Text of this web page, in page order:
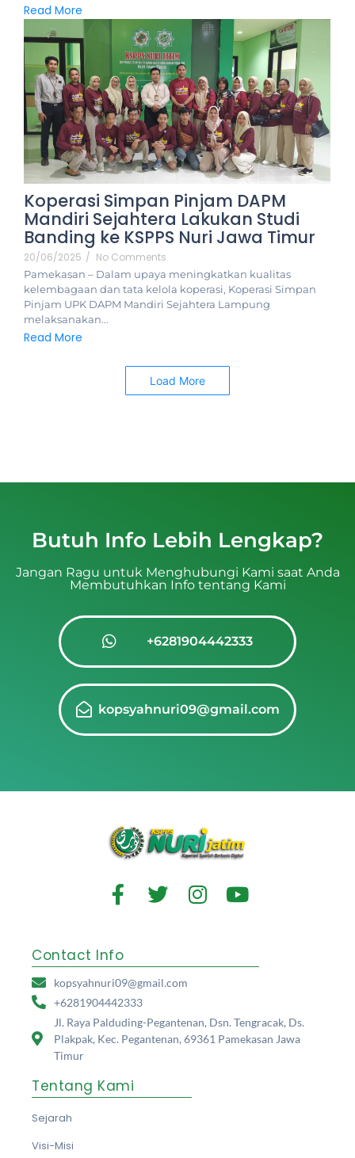
Read More
Koperasi Simpan Pinjam DAPM
Mandiri Sejahtera Lakukan Studi
Banding ke KSPPS Nuri Jawa Timur
20/06/2025 / No Comments
Pamekasan – Dalam upaya meningkatkan kualitas
kelembagaan dan tata kelola koperasi, Koperasi Simpan
Pinjam UPK DAPM Mandiri Sejahtera Lampung
melaksanakan...
Read More
Load More
Butuh Info Lebih Lengkap?
Jangan Ragu untuk Menghubungi Kami saat Anda
Membutuhkan Info tentang Kami
+6281904442333
kopsyahnuri09@gmail.com
Contact Info
kopsyahnuri09@gmail.com
+6281904442333
Jl. Raya Palduding-Pegantenan, Dsn. Tengracak, Ds.
Plakpak, Kec. Pegantenan, 69361 Pamekasan Jawa
Timur
Tentang Kami
Sejarah
Visi-Misi